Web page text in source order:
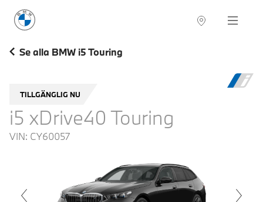
BMW Sverige Navigation
Se alla BMW i5 Touring
TILLGÄNGLIG NU
i5 xDrive40 Touring
VIN: CY60057